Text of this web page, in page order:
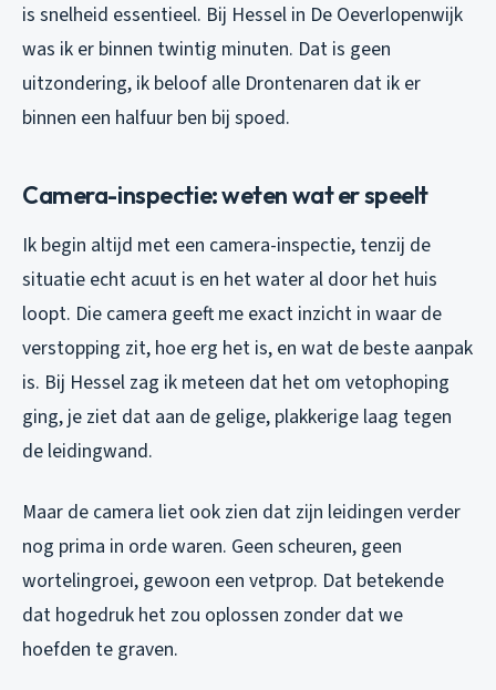
is snelheid essentieel. Bij Hessel in De Oeverlopenwijk
was ik er binnen twintig minuten. Dat is geen
uitzondering, ik beloof alle Drontenaren dat ik er
binnen een halfuur ben bij spoed.
Camera-inspectie: weten wat er speelt
Ik begin altijd met een camera-inspectie, tenzij de
situatie echt acuut is en het water al door het huis
loopt. Die camera geeft me exact inzicht in waar de
verstopping zit, hoe erg het is, en wat de beste aanpak
is. Bij Hessel zag ik meteen dat het om vetophoping
ging, je ziet dat aan de gelige, plakkerige laag tegen
de leidingwand.
Maar de camera liet ook zien dat zijn leidingen verder
nog prima in orde waren. Geen scheuren, geen
wortelingroei, gewoon een vetprop. Dat betekende
dat hogedruk het zou oplossen zonder dat we
hoefden te graven.